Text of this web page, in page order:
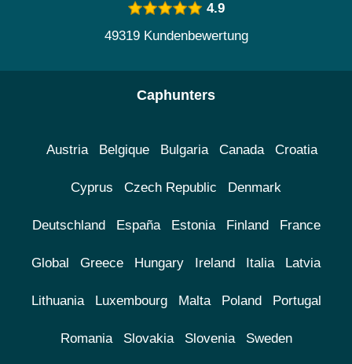
4.9
49319 Kundenbewertung
Caphunters
Austria Belgique Bulgaria Canada Croatia
Cyprus Czech Republic Denmark
Deutschland España Estonia Finland France
Global Greece Hungary Ireland Italia Latvia
Lithuania Luxembourg Malta Poland Portugal
Romania Slovakia Slovenia Sweden